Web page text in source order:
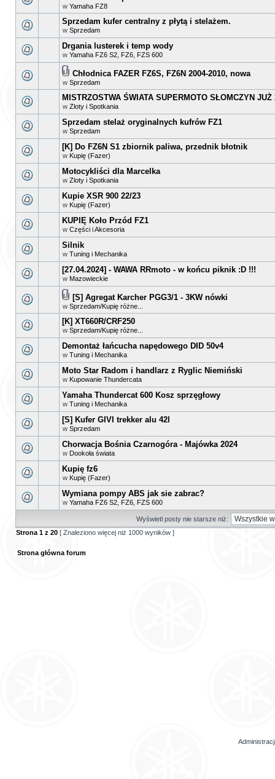
w Yamaha FZ8
Sprzedam kufer centralny z płytą i stelażem.
w Sprzedam
Drgania lusterek i temp wody
w Yamaha FZ6 S2, FZ6, FZS 600
Chłodnica FAZER FZ6S, FZ6N 2004-2010, nowa
w Sprzedam
MISTRZOSTWA ŚWIATA SUPERMOTO SŁOMCZYN
w Zloty i Spotkania
Sprzedam stelaż oryginalnych kufrów FZ1
w Sprzedam
[K] Do FZ6N S1 zbiornik paliwa, przednik błotnik
w Kupię (Fazer)
Motocykliści dla Marcelka
w Zloty i Spotkania
Kupie XSR 900 22/23
w Kupię (Fazer)
KUPIĘ Koło Przód FZ1
w Części i Akcesoria
Silnik
w Tuning i Mechanika
[27.04.2024] - WAWA RRmoto - w końcu piknik :D !!!
w Mazowieckie
[S] Agregat Karcher PGG3/1 - 3KW nówki
w Sprzedam/Kupię różne...
[K] XT660R/CRF250
w Sprzedam/Kupię różne...
Demontaż łańcucha napędowego DID 50v4
w Tuning i Mechanika
Moto Star Radom i handlarz z Ryglic Niemiński
w Kupowanie Thundercata
Yamaha Thundercat 600 Kosz sprzęgłowy
w Tuning i Mechanika
[S] Kufer GIVI trekker alu 42l
w Sprzedam
Chorwacja Bośnia Czarnogóra - Majówka 2024
w Dookoła świata
Kupię fz6
w Kupię (Fazer)
Wymiana pompy ABS jak sie zabrac?
w Yamaha FZ6 S2, FZ6, FZS 600
Wyświetl posty nie starsze niż:
Strona 1 z 20 [ Znaleziono więcej niż 1000 wyników ]
Strona główna forum